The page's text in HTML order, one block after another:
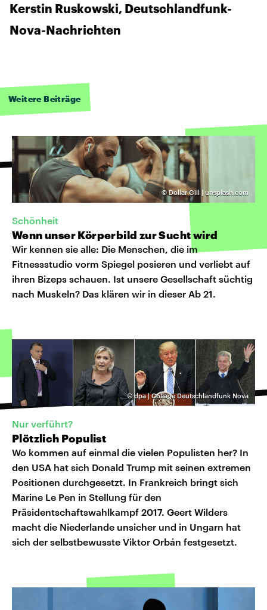
Kerstin Ruskowski, Deutschlandfunk-
Nova-Nachrichten
Weitere Beiträge
©Dollar Gill | unsplash.com
Schönheit
Wenn unser Körperbild zur Sucht wird
Wir kennen sie alle: Die Menschen, die im
Fitnessstudio vorm Spiegel posieren und verliebt auf
ihren Bizeps schauen. Ist unsere Gesellschaft süchtig
nach Muskeln? Das klären wir in dieser Ab 21.
© dpa | Collage Deutschlandfunk Nova
Nur verführt?
Plötzlich Populist
Wo kommen auf einmal die vielen Populisten her? In
den USA hat sich Donald Trump mit seinen extremen
Positionen durchgesetzt. In Frankreich bringt sich
Marine Le Pen in Stellung für den
Präsidentschaftswahlkampf 2017. Geert Wilders
macht die Niederlande unsicher und in Ungarn hat
sich der selbstbewusste Viktor Orbán festgesetzt.